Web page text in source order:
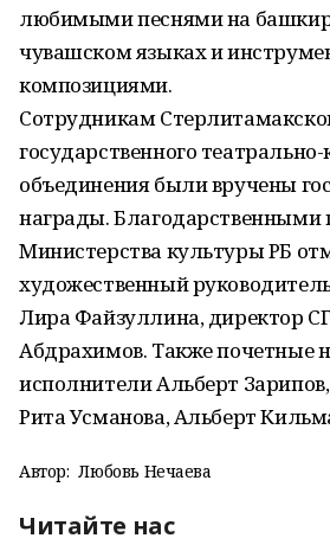
любимыми песнями на
чувашском языках и
композициями.
Сотрудникам
государственного
объединения были вручены
награды. Благодарственными
Министерства культуры РБ
художественный
Лира Файзуллина, директор
Абдрахимов. Также почетные
исполнители Альберт
Рита Усманова, Альберт
Автор: Любовь Нечаева
Читайте нас